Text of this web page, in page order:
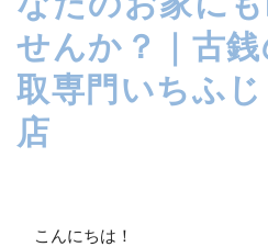
せんか？｜古
取専門いちふ
店
こんにちは！